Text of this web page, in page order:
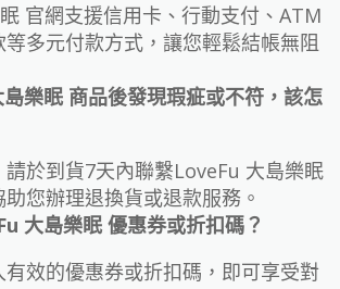
官網支援信用卡、行動支付、ATM
多元付款方式，讓您輕鬆結帳無阻
樂眠 商品後發現瑕疵或不符，該怎
於到貨7天內聯繫LoveFu 大島樂眠
您辦理退換貨或退款服務。
大島樂眠 優惠券或折扣碼？
效的優惠券或折扣碼，即可享受對